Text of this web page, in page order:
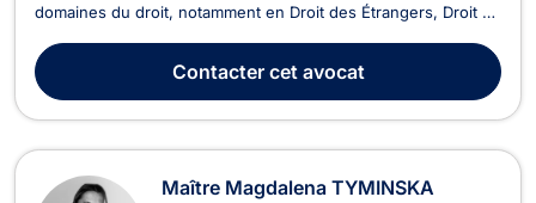
domaines du droit, notamment en Droit des Étrangers, Droit de
le début de sa carrière en 2019, Maître EBONGUE DE
NGOMBA a acquis une solide expérience en trava...
Contactercet avocat
Maître Magdalena TYMINSKA